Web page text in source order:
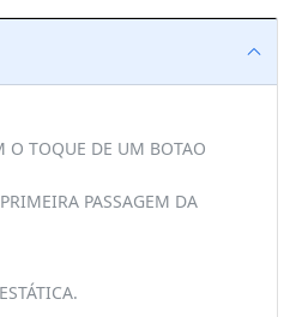
O TOQUE DE UM BOTAO
PASSAGEM DA